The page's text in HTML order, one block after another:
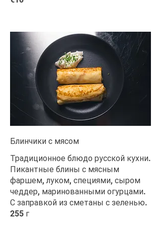
Блинчики с мясом
Традиционное блюдо русской кухни.
Пикантные блины с мясным
фаршем, луком, специями, сыром
чеддер, маринованными огурцами.
С заправкой из сметаны с зеленью.
255 г